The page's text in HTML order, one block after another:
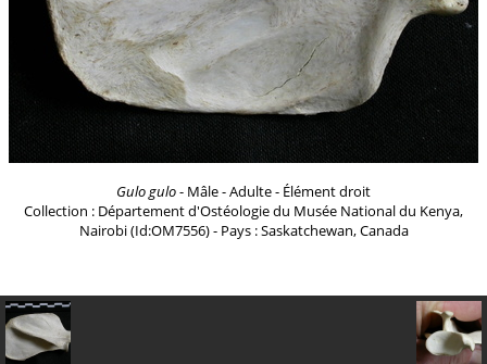
Gulo gulo- Mâle - Adulte - Élément droit
Collection : Département d'Ostéologie du Musée National du Kenya,
Nairobi (Id:OM7556) - Pays : Saskatchewan, Canada